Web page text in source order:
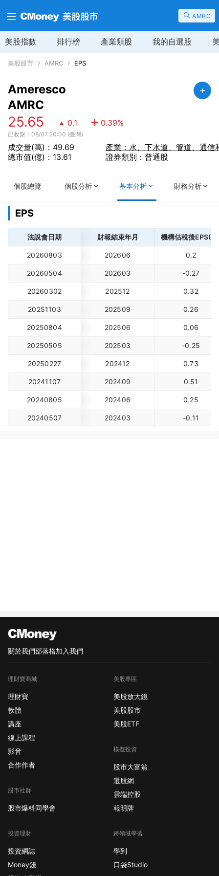
AMRC
美股指數 排行榜 產業類股 我的自選股
美股股市 AMRC EPS
Ameresco
AMRC
25.65 0.1 0.39%
已收盤：08/07 20:00 (臺灣)
成交量(萬)：49.69
總市值(億)：13.61
產業：水、下水道、管道、通信
證券類別：普通股
個股總覽 個股分析 基本分析 財務分析
EPS
法說會日期 財報結束年月 機構估稅後EPS(
20260803 202606 0.2
20260504 202603 -0.27
20260302 202512 0.32
20251103 202509 0.26
20250804 202506 0.06
20250505 202503 -0.25
20250227 202412 0.73
20241107 202409 0.51
20240805 202406 0.25
20240507 202403 -0.11
關於我們部落格加入我們
理財寶商城
理財寶
軟體
講座
線上課程
影音
合作作者
股市社群
股市爆料同學會
投資理財
投資網誌
Money錢
美股專區
美股放大鏡
美股股市
美股ETF
模擬投資
股市大富翁
選股網
雲端控股
報明牌
跨領域學習
學到
口袋Studio